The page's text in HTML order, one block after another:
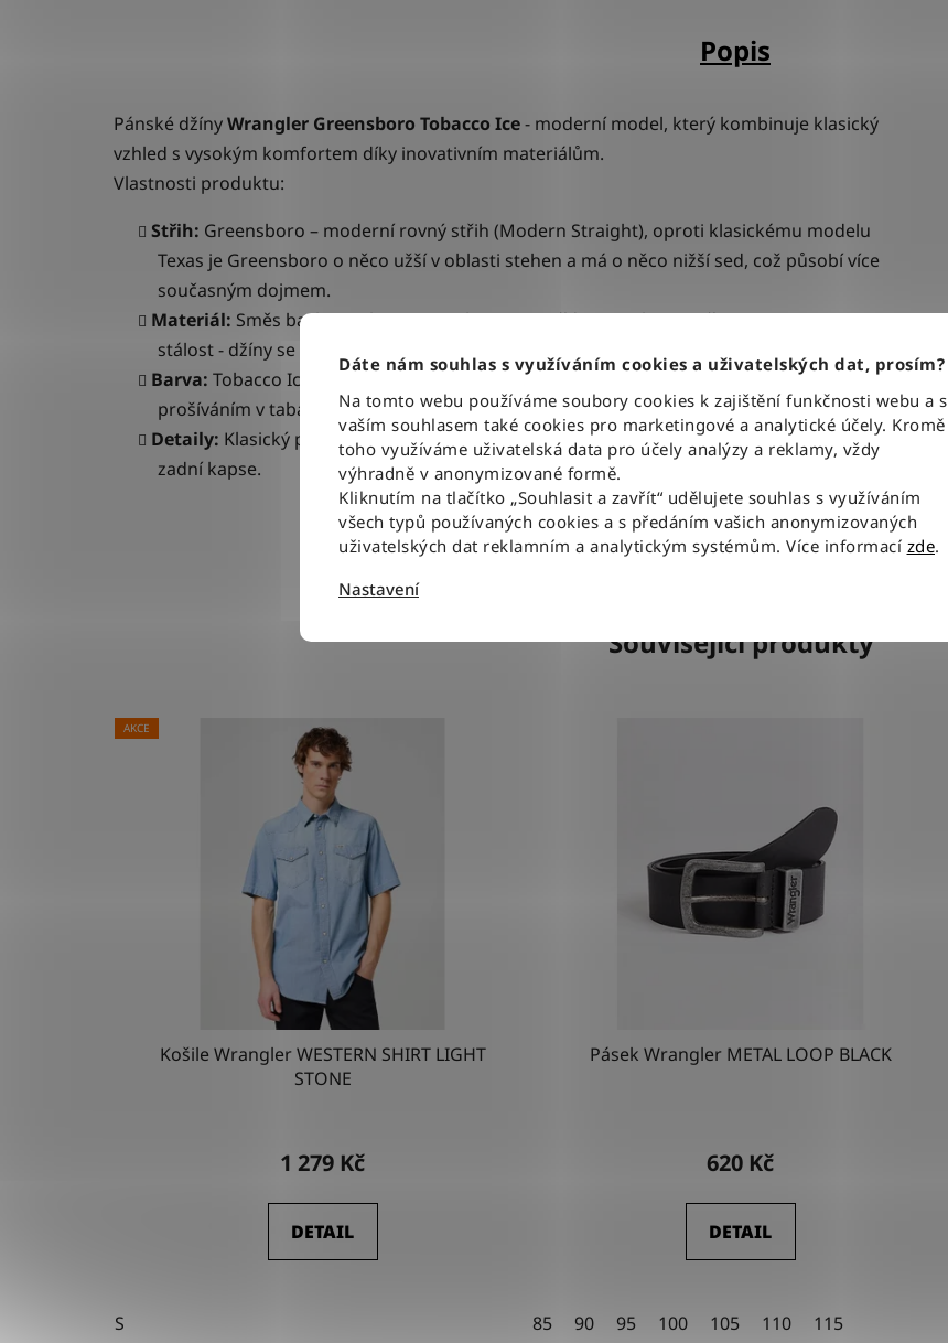
Dáte nám souhlas s využíváním cookies a uživatelských dat, prosím?
Na tomto webu používáme soubory cookies k zajištění funkčnosti webu a s
vaším souhlasem také cookies pro marketingové a analytické účely. Kromě
toho využíváme uživatelská data pro účely analýzy a reklamy, vždy
výhradně v anonymizované formě.
Kliknutím na tlačítko „Souhlasit a zavřít“ udělujete souhlas s využíváním
všech typů používaných cookies a s předáním vašich anonymizovaných
uživatelských dat reklamním a analytickým systémům. Více informací zde.
Nastavení
Popis
Pánské džínyWrangler Greensboro Tobacco Ice- moderní model, který kombinuje klasický
vzhled s vysokým komfortem díky inovativním materiálům.
Vlastnosti produktu:
Střih: Greensboro – moderní rovný střih (Modern Straight), oproti klasickému modelu
Texas je Greensboro o něco užší v oblasti stehen a má o něco nižší sed, což působí více
současným dojmem.
Materiál: Směs bavlny, polyesteru a elastanu zajišťuje vysokou pružnost a tvarovou
stálost - džíny se nevytahují v kolenou.
Barva: Tobacco Ice – světle modrý denim s jemným šisováním a charakteristickým
prošíváním v tabákově hnědé barvě, která dává džínům autentický vzhled.
Detaily: Klasický pětikapsový styl, zapínání na zip a ikonická kožená nášivka Wrangler na
zadní kapse.
Související produkty
AKCE
Košile Wrangler WESTERN SHIRT LIGHT
STONE
1 279 Kč
DETAIL
S
Pásek Wrangler METAL LOOP BLACK
hodnocení
je
4,5
hvězdiček.
620 Kč
DETAIL
85 90 95 100 105 110 115